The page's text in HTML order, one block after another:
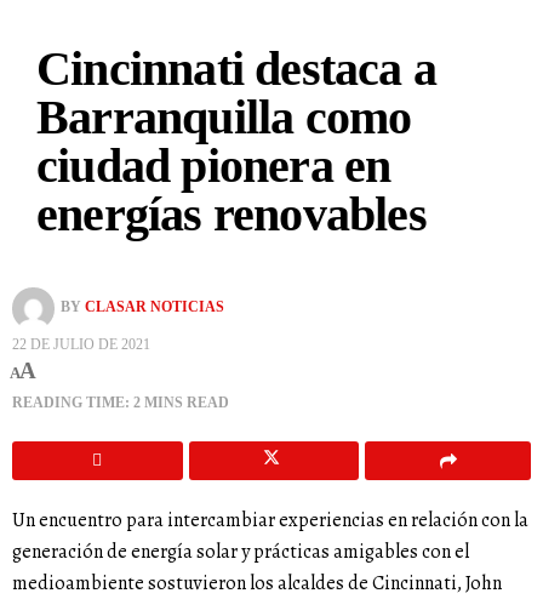
Cincinnati destaca a
Barranquilla como
ciudad pionera en
energías renovables
BY CLASAR NOTICIAS
22 DE JULIO DE 2021
AA
READING TIME: 2 MINS READ
Un encuentro para intercambiar experiencias en relación con la
generación de energía solar y prácticas amigables con el
medioambiente sostuvieron los alcaldes de Cincinnati, John